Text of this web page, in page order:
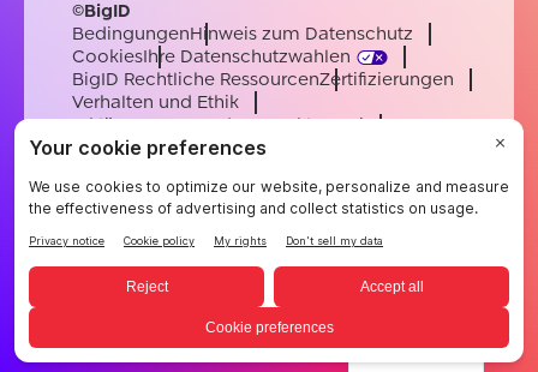
©BigID
BedingungenHinweis zum Datenschutz
CookiesIhre Datenschutzwahlen
BigID Rechtliche RessourcenZertifizierungen
Verhalten und Ethik
Erklärung zur modernen Sklaverei
Unterauftragsverarbeiter
EnglishGermanFrenchSpanishPortuguese
German